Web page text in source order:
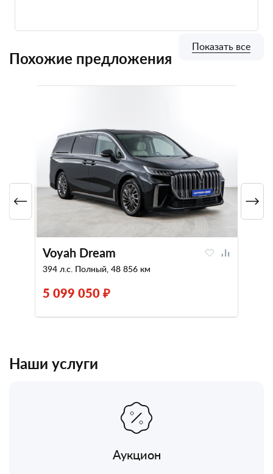
Похожие предложения
Voyah Dream
394 л.с. Полный, 48 856 км
5 099 050 ₽
Показать все
Наши услуги
Аукцион